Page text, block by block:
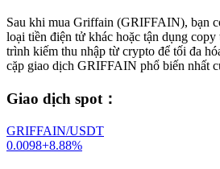
Sau khi mua Griffain (GRIFFAIN), bạn
loại tiền điện tử khác hoặc tận dụng
trình kiếm thu nhập từ crypto để tối đa
cặp giao dịch GRIFFAIN phổ biến nhất
Giao dịch spot ：
GRIFFAIN/USDT
0.0098+8.88%